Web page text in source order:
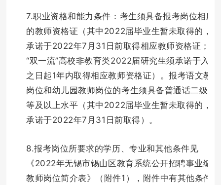
7.职业资格和能力条件：考生须具备报考岗位相应
的教师资格证（其中2022届毕业生暂未取得的，须
承诺于2022年7月31日前取得相应教师资格证；
“双一流”高校非教育类2022届研究生须承诺于入职
之日起1年内取得相应教师资格证）。报考语文教师
岗位和幼儿园教师岗位的考生须具备普通话二级甲
等及以上水平（其中2022届毕业生暂未取得的，须
承诺于2022年7月31日前取得）。
8.报考岗位所要求的学历、专业和其他条件见
《2022年无锡市锡山区教育系统公开招聘事业编制
教师岗位简介表》（附件1），附件中有其他条件或